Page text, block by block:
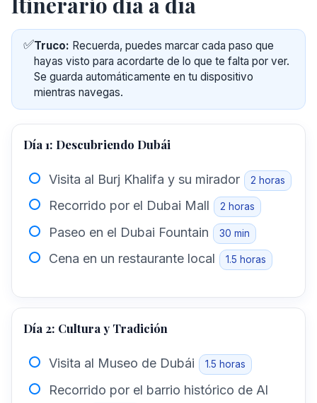
✅Truco: Recuerda, puedes marcar cada paso que
hayas visto para acordarte de lo que te falta por ver.
Se guarda automáticamente en tu dispositivo
mientras navegas.
Día 1: Descubriendo Dubái
Visita al Burj Khalifa y su mirador 2 horas
Recorrido por el Dubai Mall 2 horas
Paseo en el Dubai Fountain 30 min
Cena en un restaurante local 1.5 horas
Día 2: Cultura y Tradición
Visita al Museo de Dubái 1.5 horas
Recorrido por el barrio histórico de Al